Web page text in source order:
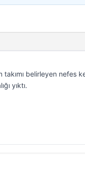
takımı belirleyen
yıktı.